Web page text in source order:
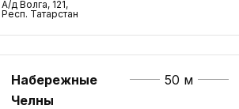
А/д Волга, 121,
Респ. Татарстан
Набережные
Челны
50 м